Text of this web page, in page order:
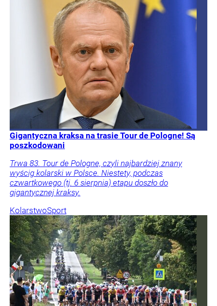
Gigantyczna kraksa na trasie Tour de Pologne! Są
poszkodowani
Trwa 83. Tour de Pologne, czyli najbardziej znany
wyścig kolarski w Polsce. Niestety, podczas
czwartkowego (tj. 6 sierpnia) etapu doszło do
gigantycznej kraksy.
KolarstwoSport